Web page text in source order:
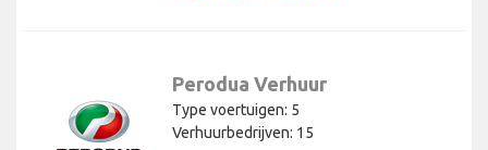
Perodua Verhuur
Type voertuigen: 5
Verhuurbedrijven: 15